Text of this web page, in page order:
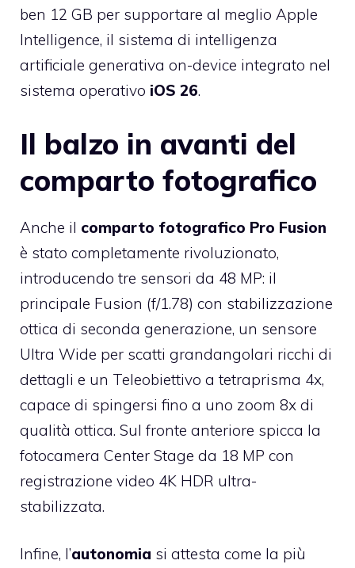
ben 12 GB per supportare al meglio Apple
Intelligence, il sistema di intelligenza
artificiale generativa on-device integrato nel
sistema operativo iOS 26.
Il balzo in avanti del
comparto fotografico
Anche il comparto fotografico Pro Fusion
è stato completamente rivoluzionato,
introducendo tre sensori da 48 MP: il
principale Fusion (f/1.78) con stabilizzazione
ottica di seconda generazione, un sensore
Ultra Wide per scatti grandangolari ricchi di
dettagli e un Teleobiettivo a tetraprisma 4x,
capace di spingersi fino a uno zoom 8x di
qualità ottica. Sul fronte anteriore spicca la
fotocamera Center Stage da 18 MP con
registrazione video 4K HDR ultra-
stabilizzata.
Infine, l’autonomia si attesta come la più